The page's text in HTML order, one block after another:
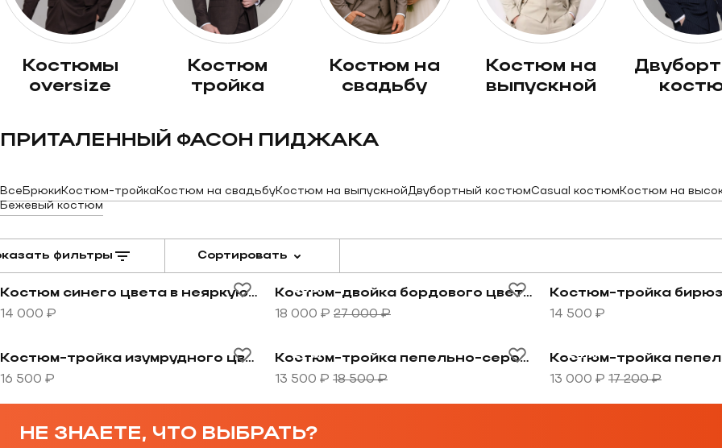
костюмы
oversize
костюм
тройка
костюм на
свадьбу
костюм на
выпускной
двубортный
ПРИТАЛЕННЫЙ ФАСОН ПИДЖАКА
ВсеБрюкиКостюм-тройкаКостюм на свадьбуКостюм на выпускнойДвубортный костюмCasual костюмКостюм на
Бежевый костюм
фильтры Сортировать
Перейти к товару Костюм синего цвета в неяркую изумрудную клетку
Костюм синего цвета в неяркую изумрудную клетку
14 000 ₽
Перейти к товару Костюм-двойка бордового цвета в серую
-33%
Костюм-двойка бордового цвета в серую скрытую клетку
18 000 ₽ 27 000 ₽
Перейти к товару
14 500 ₽
Перейти к товару Костюм-тройка изумрудного цвета
Костюм-тройка изумрудного цвета
16 500 ₽
Перейти к товару Костюм-тройка пепельно-серого цвета
-27%
Костюм-тройка пепельно-серого цвета
13 500 ₽ 18 500 ₽
Перейти к товару
-24%
13 000 ₽ 17 200 ₽
НЕ ЗНАЕТЕ, ЧТО ВЫБРАТЬ?